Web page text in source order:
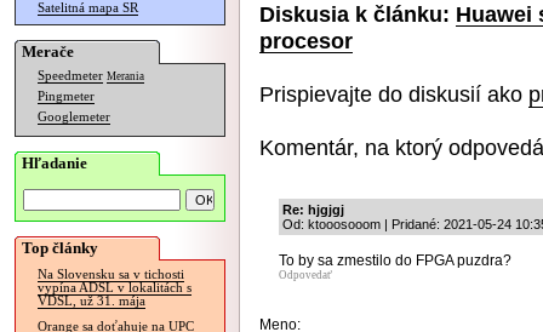
Satelitná mapa SR
Merače
Speedmeter Merania
Pingmeter
Googlemeter
Hľadanie
Top články
Na Slovensku sa v tichosti
vypína ADSL v lokalitách s
VDSL, už 31. mája
Orange sa doťahuje na UPC
Diskusia k článku: Huawei
procesor
Prispievajte do diskusií ako
Komentár, na ktorý
Re: hjgjgj
Od: ktooosooom | Pridané: 2021-05-24
To by sa zmestilo do FPGA puzdra?
Odpovedať
Meno: